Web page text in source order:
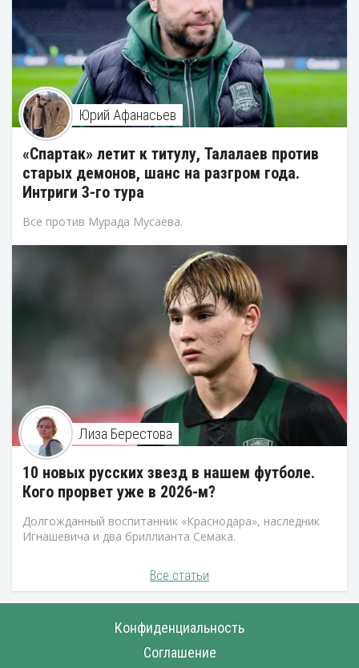
Юрий Афанасьев
«Спартак» летит к титулу, Талалаев против
старых демонов, шанс на разгром года.
Интриги 3-го тура
Все против Мурада Мусаева.
Лиза Берестова
10 новых русских звезд в нашем футболе.
Кого прорвет уже в 2026-м?
Долгожданный воспитанник «Краснодара», наследник
Игнашевича и два бриллианта Семака.
Все статьи
Конфиденциальность
Соглашение